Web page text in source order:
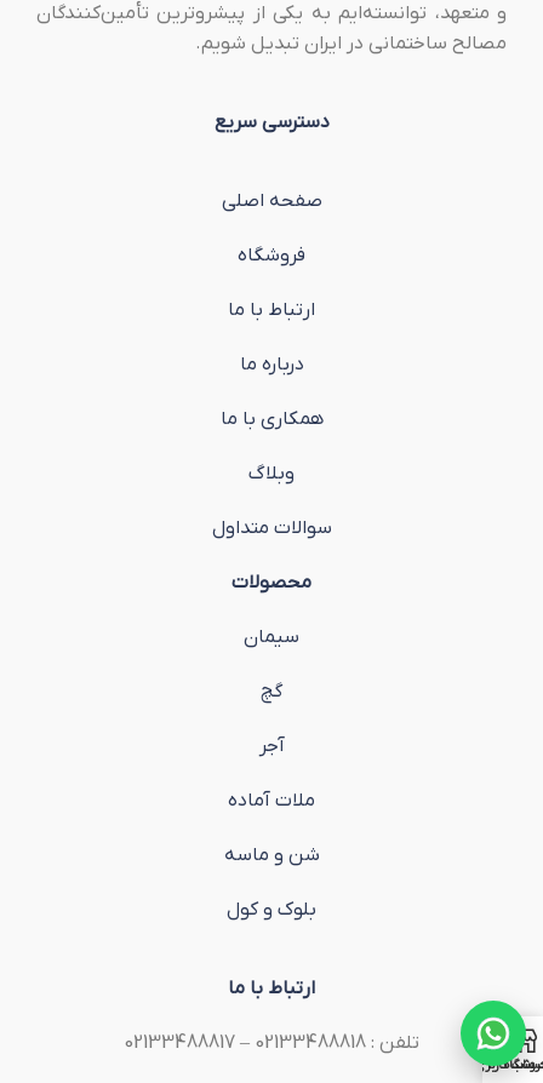
و متعهد، توانسته‌ایم به یکی از پیشروترین تأمین‌کنندگان
مصالح ساختمانی در ایران تبدیل شویم.
دسترسی سریع
صفحه اصلی
فروشگاه
ارتباط با ما
درباره ما
همکاری با ما
وبلاگ
سوالات متداول
محصولات
سیمان
گچ
آجر
ملات آماده
شن و ماسه
بلوک و کول
ارتباط با ما
تلفن : 02133488818 – 02133488817
کاربری من